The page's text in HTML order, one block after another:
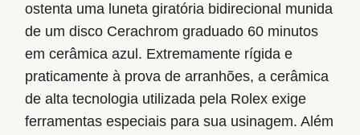
ostenta uma luneta giratória bidirecional munida
de um disco Cerachrom graduado 60 minutos
em cerâmica azul. Extremamente rígida e
praticamente à prova de arranhões, a cerâmica
de alta tecnologia utilizada pela Rolex exige
ferramentas especiais para sua usinagem. Além